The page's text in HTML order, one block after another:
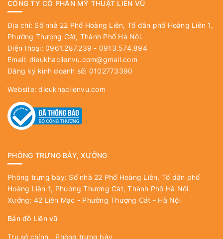
CÔNG TY CỔ PHẦN MỸ THUẬT LIÊN VŨ
Địa chỉ: Số nhà 22 Phố Hoàng Liên, Tổ dân phố Hoàng Liên 1,
Phường Thượng Cát, Thành Phố Hà Nội.
Điện thoại: 0961.287.239 - 0913.574.894
Email: dieukhaclienvu.com@gmail.com
Đăng ký kinh doanh số: 0102773390
Website:dieukhaclienvu.com
PHÒNG TRƯNG BÀY, XƯỞNG
Phòng trưng bày: Số nhà 22 Phố Hoàng Liên, Tổ dân phố
Hoàng Liên 1, Phường Thượng Cát, Thành Phố Hà Nội.
Xưởng: 42 Liên Mạc - Phường Thượng Cát - Hà Nội
Bản đồ Liên vũ
Trụ sở chính Phòng trưng bày